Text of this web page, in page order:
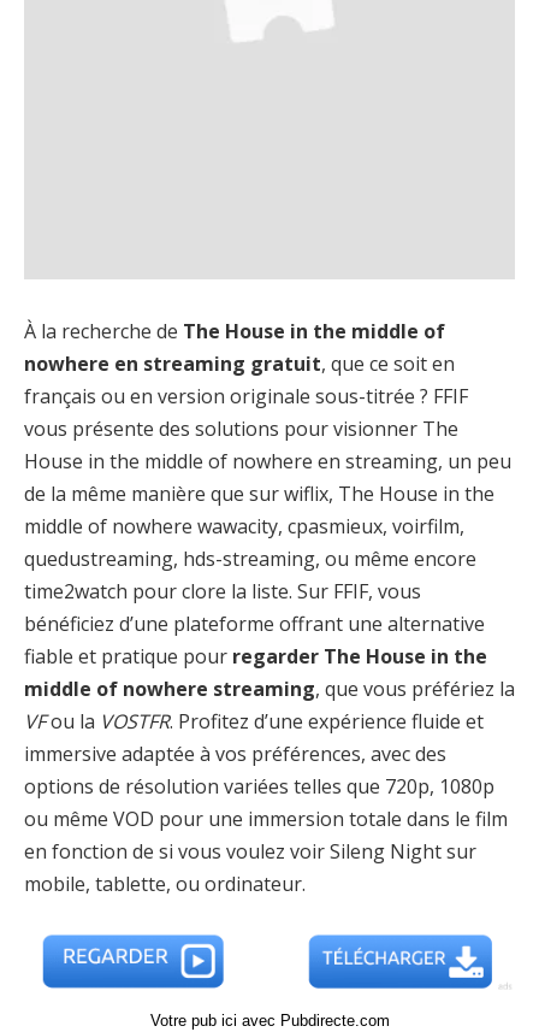
À la recherche de The House in the middle of
nowhere en streaming gratuit, que ce soit en
français ou en version originale sous-titrée ? FFIF
vous présente des solutions pour visionner The
House in the middle of nowhere en streaming, un peu
de la même manière que sur wiflix, The House in the
middle of nowhere wawacity, cpasmieux, voirfilm,
quedustreaming, hds-streaming, ou même encore
time2watch pour clore la liste. Sur FFIF, vous
bénéficiez d’une plateforme offrant une alternative
fiable et pratique pour regarder The House in the
middle of nowhere streaming, que vous préfériez la
VFou la VOSTFR. Profitez d’une expérience fluide et
immersive adaptée à vos préférences, avec des
options de résolution variées telles que 720p, 1080p
ou même VOD pour une immersion totale dans le film
en fonction de si vous voulez voir Sileng Night sur
mobile, tablette, ou ordinateur.
Votre pub ici avec Pubdirecte.com